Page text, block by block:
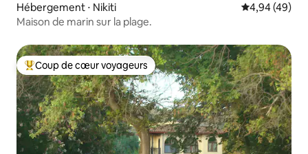
Hébergement ⋅ Nikiti Évaluation
4,94 (49)
Maison de marin sur la plage.
Coups de cœur voyageurs les plus appréciés
Coup de cœur voyageurs